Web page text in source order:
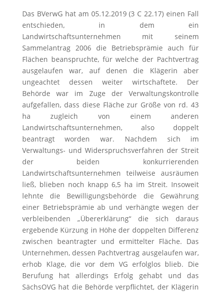
Das BVerwG hat am 05.12.2019 (3 C 22.17) einen Fall
entschieden, in dem ein
Landwirtschaftsunternehmen mit seinem
Sammelantrag 2006 die Betriebsprämie auch für
Flächen beanspruchte, für welche der Pachtvertrag
ausgelaufen war, auf denen die Klägerin aber
ungeachtet dessen weiter wirtschaftete. Der
Behörde war im Zuge der Verwaltungskontrolle
aufgefallen, dass diese Fläche zur Größe von rd. 43
ha zugleich von einem anderen
Landwirtschaftsunternehmen, also doppelt
beantragt worden war. Nachdem sich im
Verwaltungs- und Widerspruchsverfahren der Streit
der beiden konkurrierenden
Landwirtschaftsunternehmen teilweise ausräumen
ließ, blieben noch knapp 6,5 ha im Streit. Insoweit
lehnte die Bewilligungsbehörde die Gewährung
einer Betriebsprämie ab und verhängte wegen der
verbleibenden „Übererklärung“ die sich daraus
ergebende Kürzung in Höhe der doppelten Differenz
zwischen beantragter und ermittelter Fläche. Das
Unternehmen, dessen Pachtvertrag ausgelaufen war,
erhob Klage, die vor dem VG erfolglos blieb. Die
Berufung hat allerdings Erfolg gehabt und das
SächsOVG hat die Behörde verpflichtet, der Klägerin